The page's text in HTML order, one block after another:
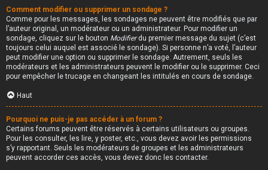
Comment modifier ou supprimer un sondage ?
Comme pour les messages, les sondages ne peuvent être modifiés que par
l’auteur original, un modérateur ou un administrateur. Pour modifier un
sondage, cliquez sur le bouton Modifierdu premier message du sujet (c’est
toujours celui auquel est associé le sondage). Si personne n’a voté, l’auteur
peut modifier une option ou supprimer le sondage. Autrement, seuls les
modérateurs et les administrateurs peuvent le modifier ou le supprimer. Ceci
pour empêcher le trucage en changeant les intitulés en cours de sondage.
Haut
Pourquoi ne puis-je pas accéder à un forum ?
Certains forums peuvent être réservés à certains utilisateurs ou groupes.
Pour les consulter, les lire, y poster, etc., vous devez avoir les permissions
s’y rapportant. Seuls les modérateurs de groupes et les administrateurs
peuvent accorder ces accès, vous devez donc les contacter.